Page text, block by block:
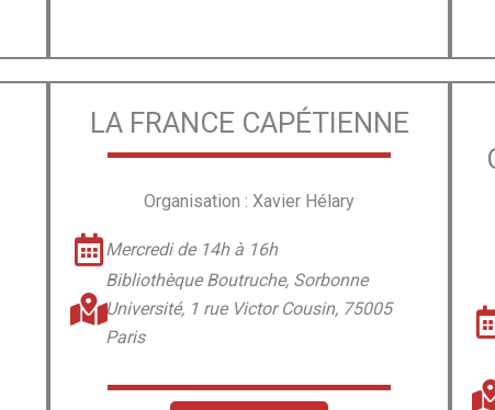
LA FRANCE CAPÉTIENNE
Organisation : Xavier Hélary
Mercredi de 14h à 16h
Bibliothèque Boutruche, Sorbonne
Université, 1 rue Victor Cousin, 75005
Paris